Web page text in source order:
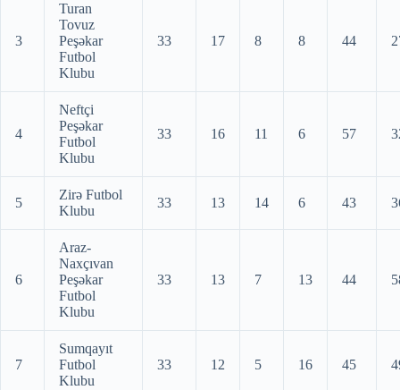
3
Turan
Tovuz
Peşəkar
Futbol
Klubu
33 17 8 8 44
4
Neftçi
Peşəkar
Futbol
Klubu
33 16 11 6 57
5
Zirə Futbol
Klubu
33 13 14 6 43
6
Araz-
Naxçıvan
Peşəkar
Futbol
Klubu
33 13 7 13 44
7
Sumqayıt
Futbol
Klubu
33 12 5 16 45